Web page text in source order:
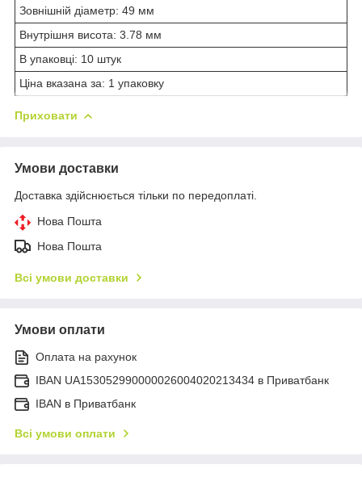
Зовнішній діаметр: 49 мм
Внутрішня висота: 3.78 мм
В упаковці: 10 штук
Ціна вказана за: 1 упаковку
Приховати
Умови доставки
Доставка здійснюється тільки по передоплаті.
Нова Пошта
Нова Пошта
Всі умови доставки
Умови оплати
Оплата на рахунок
IBAN UA153052990000026004020213434 в Приватбанк
IBAN в Приватбанк
Всі умови оплати